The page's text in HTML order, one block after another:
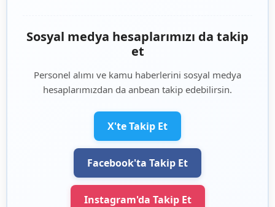
Sosyal medya hesaplarımızı da takip
et
Personel alımı ve kamu haberlerini sosyal medya
hesaplarımızdan da anbean takip edebilirsin.
X'te Takip Et
Facebook'ta Takip Et
Instagram'da Takip Et